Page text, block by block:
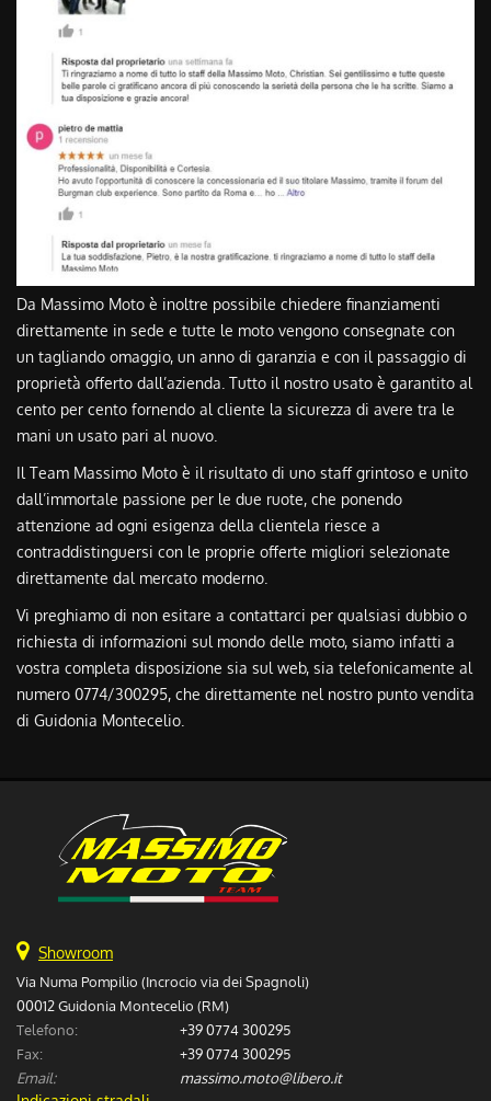
Da Massimo Moto è inoltre possibile chiedere finanziamenti
direttamente in sede e tutte le moto vengono consegnate con
un tagliando omaggio, un anno di garanzia e con il passaggio di
proprietà offerto dall’azienda. Tutto il nostro usato è garantito al
cento per cento fornendo al cliente la sicurezza di avere tra le
mani un usato pari al nuovo.
Il Team Massimo Moto è il risultato di uno staff grintoso e unito
dall’immortale passione per le due ruote, che ponendo
attenzione ad ogni esigenza della clientela riesce a
contraddistinguersi con le proprie offerte migliori selezionate
direttamente dal mercato moderno.
Vi preghiamo di non esitare a contattarci per qualsiasi dubbio o
richiesta di informazioni sul mondo delle moto, siamo infatti a
vostra completa disposizione sia sul web, sia telefonicamente al
numero 0774/300295, che direttamente nel nostro punto vendita
di Guidonia Montecelio.
Showroom
Via Numa Pompilio (Incrocio via dei Spagnoli)
00012 Guidonia Montecelio (RM)
Telefono:
+39 0774 300295
Fax:
+39 0774 300295
Email:
massimo.moto@libero.it